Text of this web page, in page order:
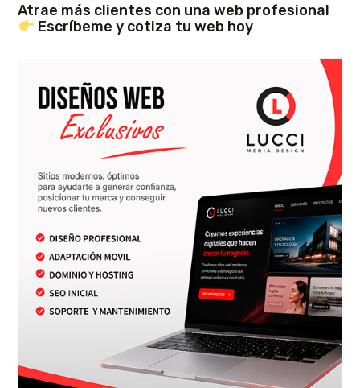
Atrae más clientes con una web profesional
Escríbeme y cotiza tu web hoy